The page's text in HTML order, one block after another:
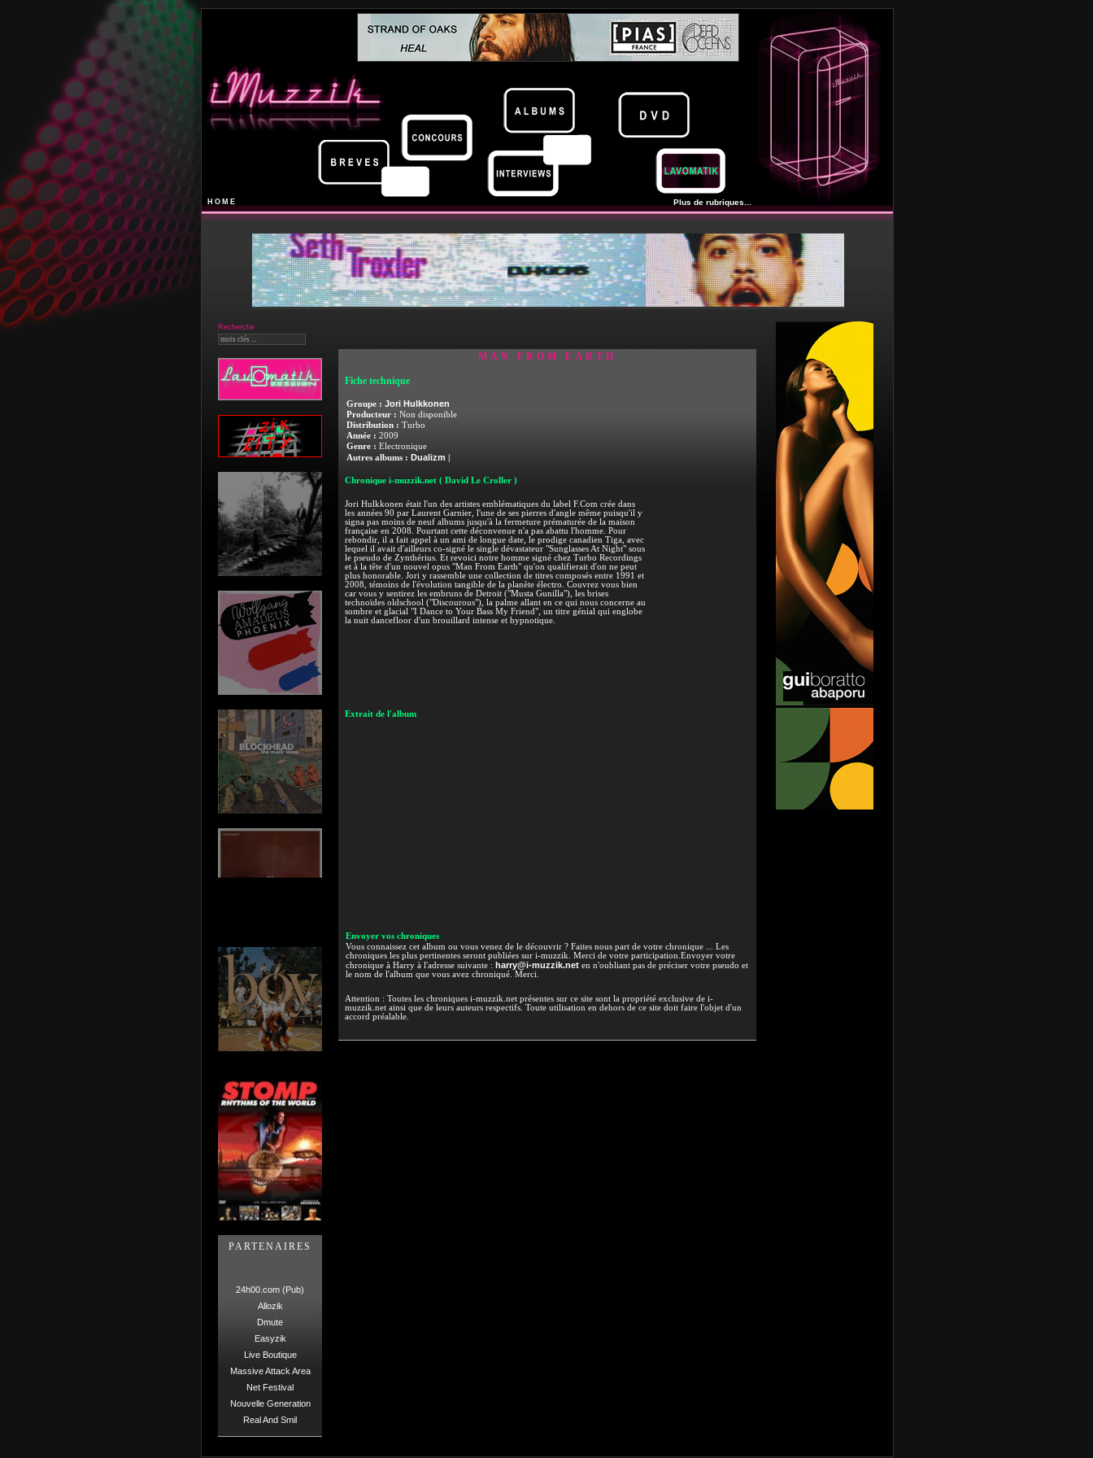
HOME Plus de rubriques...
Recherche
PARTENAIRES
24h00.com (Pub)
Allozik
Dmute
Easyzik
Live Boutique
Massive Attack Area
Net Festival
Nouvelle Generation
Real And Smil
MAN FROM EARTH
Fiche technique
Groupe : Jori Hulkkonen
Producteur : Non disponible
Distribution : Turbo
Année : 2009
Genre : Electronique
Autres albums : Dualizm
Chronique i-muzzik.net ( David Le Croller )
Jori Hulkkonen était l'un des artistes emblématiques du label F.Com crée dans
les années 90 par Laurent Garnier, l'une de ses pierres d'angle même puisqu'il y
signa pas moins de neuf albums jusqu'à la fermeture prématurée de la maison
française en 2008. Pourtant cette déconvenue n'a pas abattu l'homme. Pour
rebondir, il a fait appel à un ami de longue date, le prodige canadien Tiga, avec
lequel il avait d'ailleurs co-signé le single dévastateur "Sunglasses At Night" sous
le pseudo de Zynthérius. Et revoici notre homme signé chez Turbo Recordings
et à la tête d'un nouvel opus "Man From Earth" qu'on qualifierait d'on ne peut
plus honorable. Jori y rassemble une collection de titres composés entre 1991 et
2008, témoins de l'évolution tangible de la planète électro. Couvrez vous bien
car vous y sentirez les embruns de Detroit ("Musta Gunilla"), les brises
technoïdes oldschool ("Discourous"), la palme allant en ce qui nous concerne au
sombre et glacial "I Dance to Your Bass My Friend", un titre génial qui englobe
la nuit dancefloor d'un brouillard intense et hypnotique.
Extrait de l'album
Envoyer vos chroniques
Vous connaissez cet album ou vous venez de le découvrir ? Faites nous part de votre chronique ... Les
chroniques les plus pertinentes seront publiées sur i-muzzik. Merci de votre participation.Envoyer votre
chronique à Harry à l'adresse suivante : harry@i-muzzik.neten n'oubliant pas de préciser votre pseudo et
le nom de l'album que vous avez chroniqué. Merci.
Attention : Toutes les chroniques i-muzzik.net présentes sur ce site sont la propriété exclusive de i-
muzzik.net ainsi que de leurs auteurs respectifs. Toute utilisation en dehors de ce site doit faire l'objet d'un
accord préalable.